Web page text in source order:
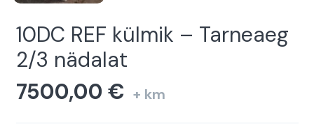
10DC REF külmik – Tarneaeg
2/3 nädalat
7500,00 € + km